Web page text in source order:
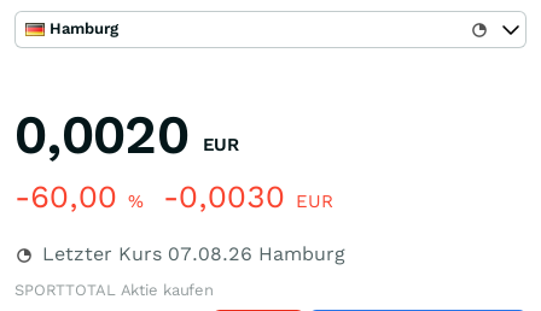
Hamburg
0,0020 EUR
-60,00 % -0,0030 EUR
Letzter Kurs 07.08.26 Hamburg
SPORTTOTAL Aktie kaufen